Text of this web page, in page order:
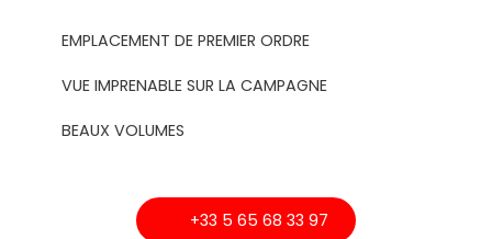
EMPLACEMENT DE PREMIER ORDRE
VUE IMPRENABLE SUR LA CAMPAGNE
BEAUX VOLUMES
+33 5 65 68 33 97